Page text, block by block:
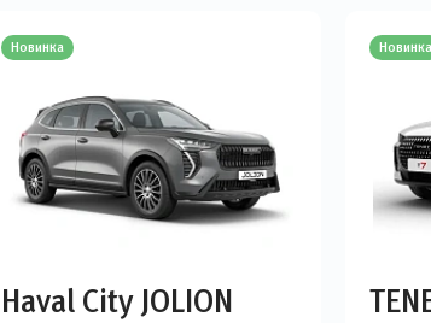
Новинка
Haval City JOLION
Новинка